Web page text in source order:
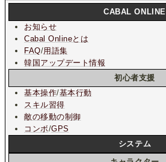
CABAL ONLINE
お知らせ
Cabal Onlineとは
FAQ/用語集
韓国アップデート情報
初心者支援
基本操作/基本行動
スキル習得
敵の移動の制御
コンボ/GPS
システム